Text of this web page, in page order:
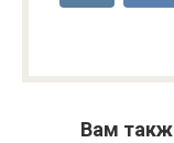
Вам